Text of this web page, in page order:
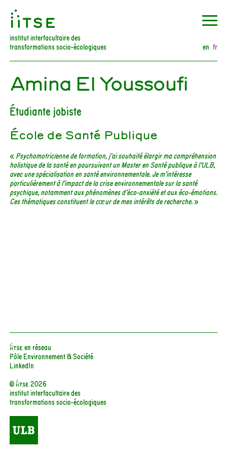
󰀀
institut interfacultaire des
transformations socio-écologiques en fr
Amina El Youssoufi
Étudiante jobiste
École de Santé Publique
« Psychomotricienne de formation, j’ai souhaité élargir ma compréhension
holistique de la santé en poursuivant un Master en Santé publique à l’ULB,
avec une spécialisation en santé environnementale. Je m’intéresse
particulièrement à l’impact de la crise environnementale sur la santé
psychique, notamment aux phénomènes d’éco-anxiété et aux éco-émotions.
Ces thématiques constituent le cœur de mes intérêts de recherche.»
iiTSE en réseau
Pôle Environnement & Société
LinkedIn
© iitse 2026
institut interfacultaire des
transformations socio-écologiques